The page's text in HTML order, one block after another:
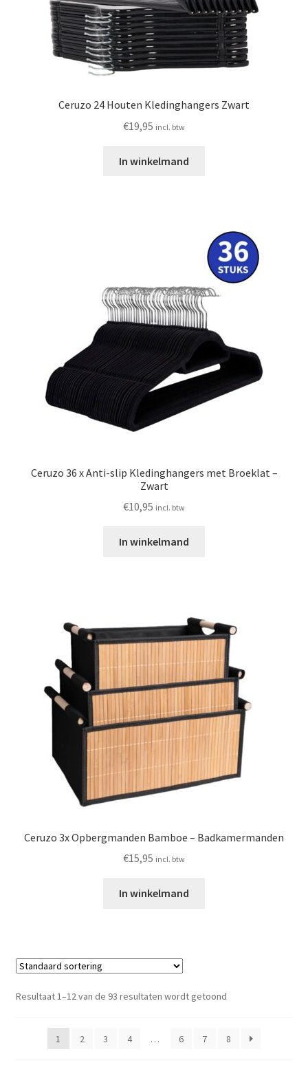
Ceruzo 24 Houten Kledinghangers Zwart
€19,95 incl. btw
In winkelmand
Ceruzo 36 x Anti-slip Kledinghangers met Broeklat –
Zwart
€10,95 incl. btw
In winkelmand
Ceruzo 3x Opbergmanden Bamboe – Badkamermanden
€15,95 incl. btw
In winkelmand
Resultaat 1–12 van de 93 resultaten wordt getoond
1 2 3 4 … 6 7 8